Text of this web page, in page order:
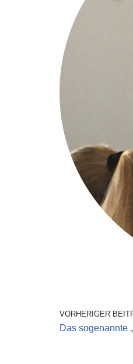
VORHERIGER
Das sogenannte